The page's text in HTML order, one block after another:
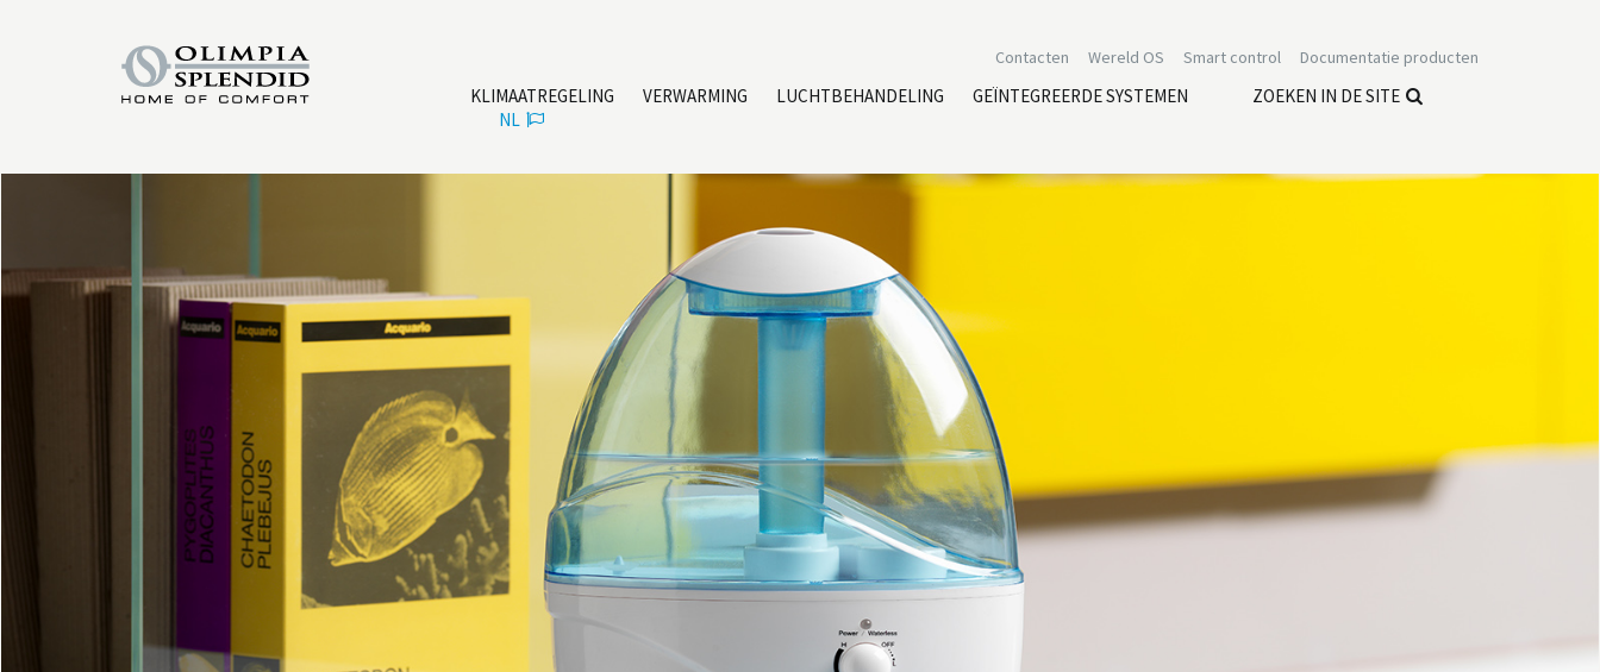
Documentatie producten
Smart control
Wereld OS
Contacten
KLIMAATREGELING VERWARMING LUCHTBEHANDELING GEÏNTEGREERDE SYSTEMEN
ZOEKEN IN DE SITE
NL